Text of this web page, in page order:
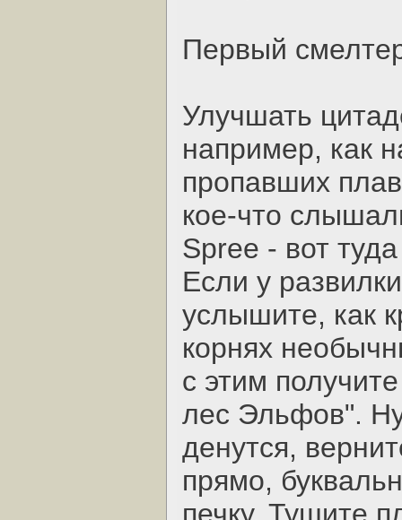
Первый
Улучшать
например, как
пропавших
кое-что
Spree - вот
Если у
услышите, как
корнях
с этим
лес Эльфов".
денутся,
прямо,